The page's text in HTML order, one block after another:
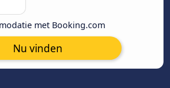
met Booking.com
Nu vinden